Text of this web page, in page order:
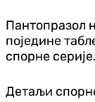
Пантопразол
поједине
спорне серије.
Детаљи